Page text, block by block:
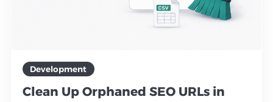
Development
Clean Up Orphaned SEO URLs in